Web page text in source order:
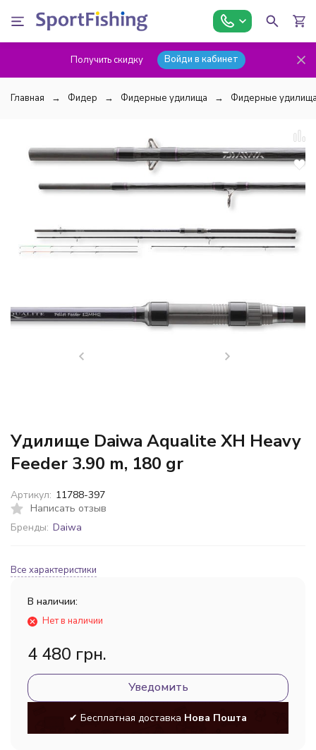
Получить скидку Войди в кабинет
Главная Фидер Фидерные удилища Фидерные
Удилище Daiwa Aqualite XH Heavy
Feeder 3.90 m, 180 gr
Написать отзыв
Бренды: Daiwa
Артикул: 11788-397
Все характеристики
В наличии:
Нет в наличии
4 480 грн.
Уведомить
✔ Бесплатная доставка Нова Пошта